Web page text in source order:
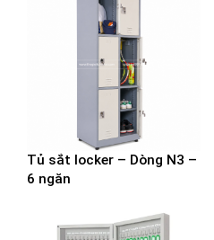
Tủ sắt locker – Dòng N3 –
6 ngăn